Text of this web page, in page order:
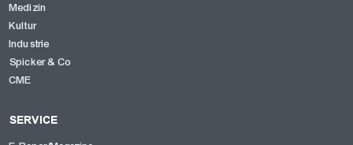
Medizin
Kultur
Industrie
Spicker & Co
CME
SERVICE